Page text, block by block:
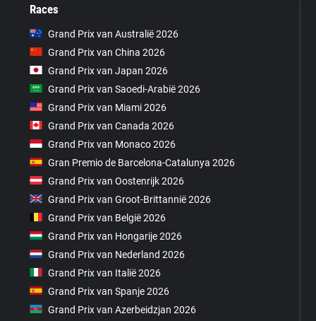
Races
Grand Prix van Australië 2026
Grand Prix van China 2026
Grand Prix van Japan 2026
Grand Prix van Saoedi-Arabië 2026
Grand Prix van Miami 2026
Grand Prix van Canada 2026
Grand Prix van Monaco 2026
Gran Premio de Barcelona-Catalunya 2026
Grand Prix van Oostenrijk 2026
Grand Prix van Groot-Brittannië 2026
Grand Prix van België 2026
Grand Prix van Hongarije 2026
Grand Prix van Nederland 2026
Grand Prix van Italië 2026
Grand Prix van Spanje 2026
Grand Prix van Azerbeidzjan 2026